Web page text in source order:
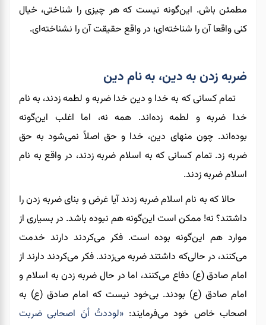
مطمئن باش. این‌گونه نیست که هر چیزی را شناختی، خیال
کنیواقعا آن ‌را شناخته‌ای؛ در واقع حقیقت آن ‌را نشناخته‌ای.
ضربه زدن به دین، به نام دین
تمام کسانی که به خدا و دین خدا ضربه و لطمه زدند، به نام
خدا ضربه و لطمه زده‌اند. همه نه، اما اغلب این‌گونه
بوده‌اند. چون منهای دین، خدا و حق اصلاً نمی‌شود به حق
ضربه زد. تمام کسانی‌ که به اسلام ضربه زدند، در واقع به نام
اسلام ضربه زدند.
حالا که به نام اسلام ضربه زدند آیا غرض و بنای ضربه زدن را
داشتند؟ نه! ممکن است این‌گونه هم نبوده باشد. در بسیاری از
موارد هم این‌گونه بوده است. فکر می‌کردند دارند خدمت
می‌کنند، در حالی‌که داشتند ضربه می‌زدند. فکر می‌کردند دارند از
امام صادق (ع) دفاع می‌کنند، اما در حال ضربه زدن به اسلام و
امام صادق (ع) بودند. بی‌خود نیست که امام صادق (ع) به
اصحاب خاص خود می‌فرمایند: «لوددتُ أنَ اصحابی ضربت